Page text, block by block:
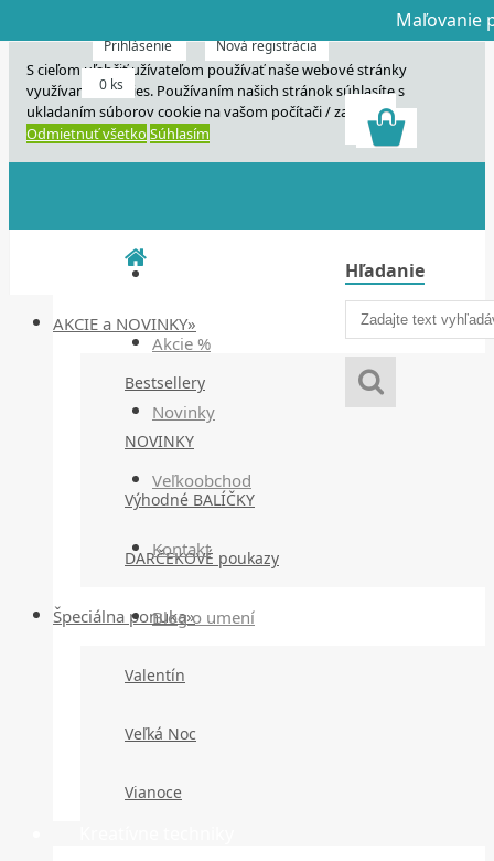
S cieľom uľahčiť užívateľom používať naše webové stránky
využívame cookies. Používaním našich stránok súhlasíte s
ukladaním súborov cookie na vašom počítači / zariadení.
Odmietnuť všetko Súhlasím
Akcie %
Novinky
Veľkoobchod
Kontakt
Blog o umení
Hľadanie
Prihlásenie Nová registrácia
0 ks
AKCIE a NOVINKY»
Bestsellery
NOVINKY
Výhodné BALÍČKY
DARČEKOVÉ poukazy
Špeciálna ponuka»
Valentín
Veľká Noc
Vianoce
Dnes
Dnes veľký
Maľovanie